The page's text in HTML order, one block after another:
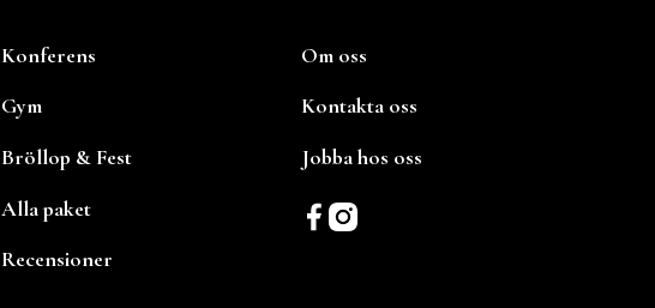
Konferens
Gym
Bröllop & Fest
Alla paket
Recensioner
Om oss
Kontakta oss
Jobba hos oss